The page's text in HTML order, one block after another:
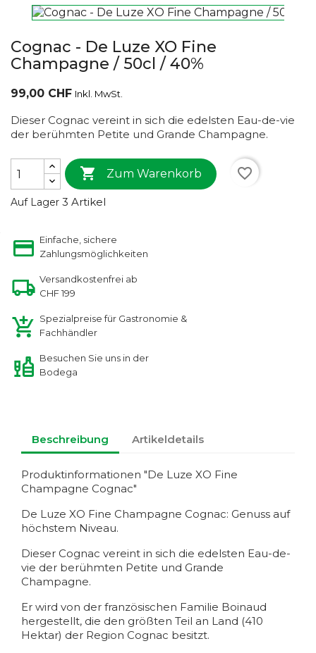
Cognac - De Luze XO Fine
Champagne / 50cl / 40%
99,00 CHF Inkl. MwSt.
Dieser Cognac vereint in sich die edelsten Eau-de-vie
der berühmten Petite und Grande Champagne.
 Zum Warenkorb favorite_border
Auf Lager 3 Artikel
Einfache, sichere
Zahlungsmöglichkeiten
Versandkostenfrei ab
CHF 199
Spezialpreise für Gastronomie &
Fachhändler
Besuchen Sie uns in der
Bodega
Beschreibung Artikeldetails
Produktinformationen "De Luze XO Fine
Champagne Cognac"
De Luze XO Fine Champagne Cognac: Genuss auf
höchstem Niveau.
Dieser Cognac vereint in sich die edelsten Eau-de-
vie der berühmten Petite und Grande
Champagne.
Er wird von der französischen Familie Boinaud
hergestellt, die den größten Teil an Land (410
Hektar) der Region Cognac besitzt.